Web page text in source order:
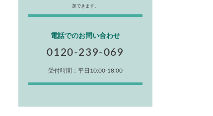
加できます。
電話でのお問い合わせ
0120-239-069
受付時間：平日10:00-18:00